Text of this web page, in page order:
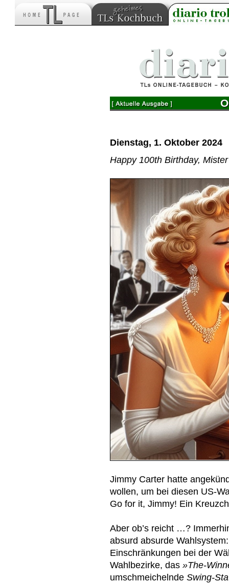
Dienstag, 1. Oktober 2024
Happy 100th Birthday,
Jimmy Carter hatte
wollen, um bei diesen US-
Go for it, Jimmy! Ein
Aber ob’s reicht …?
absurd absurde
Einschränkungen bei der
Wahlbezirke, das »The-
umschmeichelnde Swing-